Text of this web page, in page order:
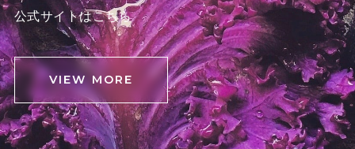
公式サイトはこちら
VIEW MORE